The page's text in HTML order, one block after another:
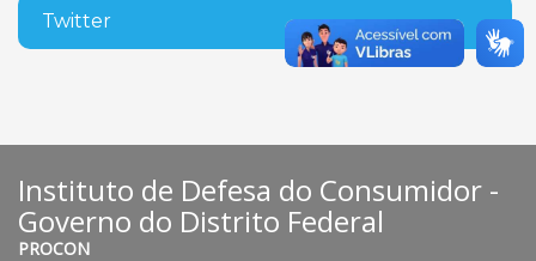
Twitter
Instituto de Defesa do Consumidor -
Governo do Distrito Federal
PROCON